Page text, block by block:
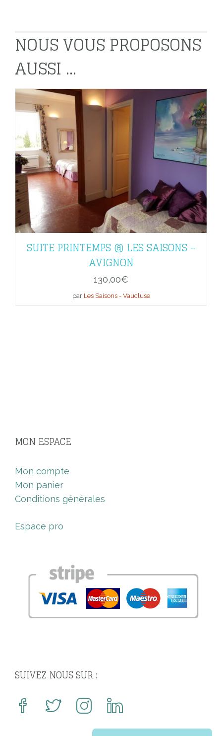
NOUS VOUS PROPOSONS
AUSSI ...
SUITE PRINTEMPS @ LES SAISONS –
AVIGNON
130,00€
par Les Saisons - Vaucluse
MON ESPACE
Mon compte
Mon panier
Conditions générales
Espace pro
SUIVEZ NOUS SUR :